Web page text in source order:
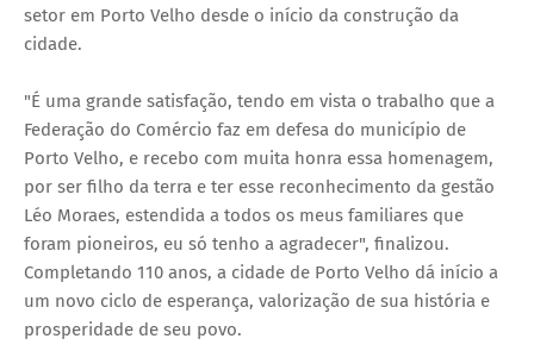
setor em Porto Velho desde o início da construção da
cidade.
"É uma grande satisfação, tendo em vista o trabalho que a
Federação do Comércio faz em defesa do município de
Porto Velho, e recebo com muita honra essa homenagem,
por ser filho da terra e ter esse reconhecimento da gestão
Léo Moraes, estendida a todos os meus familiares que
foram pioneiros, eu só tenho a agradecer", finalizou.
Completando 110 anos, a cidade de Porto Velho dá início a
um novo ciclo de esperança, valorização de sua história e
prosperidade de seu povo.